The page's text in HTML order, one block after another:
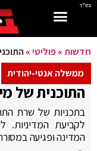
בס"ד
חדשות»פוליטי»
ממשלה אנטי-יהודית
התוכנית של
בתכניות של שרת
לקביעת המדיניות.
המדינה ופגיעה